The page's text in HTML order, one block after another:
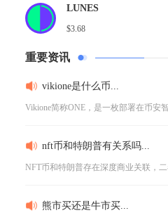
LUNES
$3.68
重要资讯
vikione是什么币...
Vikione简称ONE，是一枚部署在币安
nft币和特朗普有关系吗...
熊市买还是牛市买...